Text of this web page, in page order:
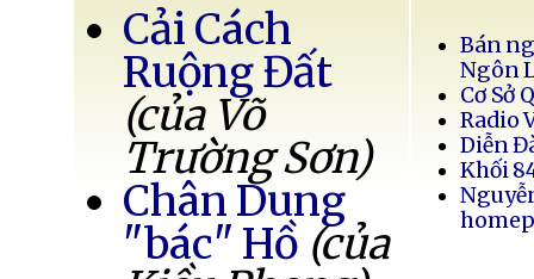
Cải Cách
Ruộng Đất
(của Võ
Trường Sơn)
Chân Dung
"bác" Hồ (của
Bán
Ngôn
Cơ Sở
Radio
Diễn
Khối